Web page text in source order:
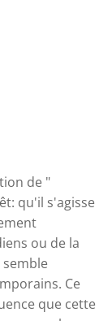
de "
qu'il s'agisse
ou de la
Ce
que cette